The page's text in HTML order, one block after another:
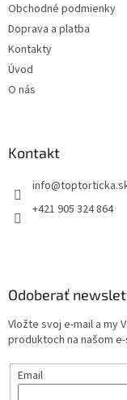
Obchodné podmienky
Doprava a platba
Kontakty
Úvod
O nás
Kontakt
+421 905 324 864
Odoberať
Vložte svoj e-mail a my
produktoch na našom
Email